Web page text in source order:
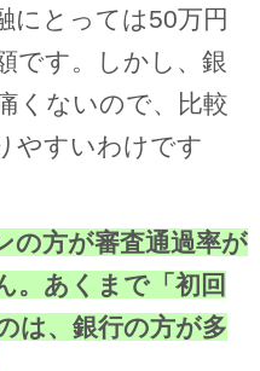
にとっては50万円
です。しかし、銀
くないので、比較
やすいわけです
の方が審査通過率が
。あくまで「初回
は、銀行の方が多